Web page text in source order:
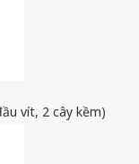
vít, 2 cây kềm)